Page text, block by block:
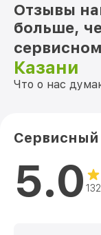
Отзывы
больше,
Казани
Что о нас
5.0